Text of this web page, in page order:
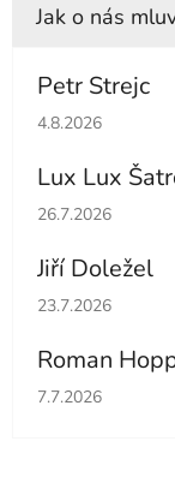
Petr Strejc
Hodnocení
4.8.2026
Lux Lux
Hodnocení
26.7.2026
Jiří Doležel
Hodnocení
23.7.2026
Roman
Hodnocení
7.7.2026